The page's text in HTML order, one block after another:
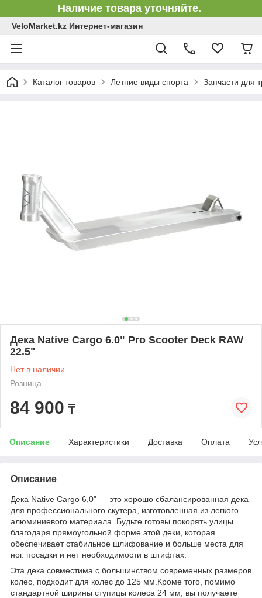
Наличие товара уточняйте.
VeloMarket.kz Интернет-магазин
Каталог товаров Летние виды спорта Запчасти для
Дека Native Cargo 6.0" Pro Scooter Deck RAW
22.5"
Нет в наличии
Розница
84 900 ₸
Описание Характеристики Доставка Оплата
Описание
Дека Native Cargo 6,0" — это хорошо сбалансированная дека
для профессионального скутера, изготовленная из легкого
алюминиевого материала. Будьте готовы покорять улицы
благодаря прямоугольной форме этой деки, которая
обеспечивает стабильное шлифование и больше места для
ног. посадки и нет необходимости в штифтах.
Эта дека совместима с большинством современных размеров
колес, подходит для колес до 125 мм.Кроме того, помимо
стандартной ширины ступицы колеса 24 мм, вы получаете